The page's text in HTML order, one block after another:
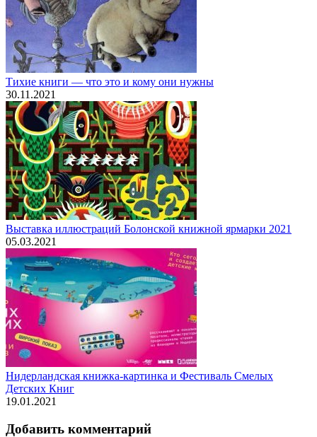
Тихие книги — что это и кому они нужны
30.11.2021
Выставка иллюстраций Болонской книжной ярмарки 2021
05.03.2021
Нидерландская книжка-картинка и Фестиваль Смелых
Детских Книг
19.01.2021
Добавить комментарий